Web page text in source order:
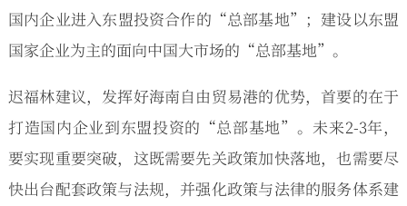
国内企业进入东盟投资合作的“总部基地”；建设以东盟
国家企业为主的面向中国大市场的“总部基地”。
迟福林建议，发挥好海南自由贸易港的优势，首要的在于
打造国内企业到东盟投资的“总部基地”。未来2-3年，
要实现重要突破，这既需要先关政策加快落地，也需要尽
快出台配套政策与法规，并强化政策与法律的服务体系建